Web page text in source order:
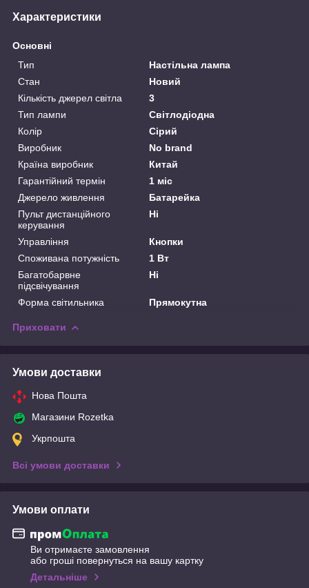
Характеристики
Основні
Тип
Настільна лампа
Стан
Новий
Кількість джерел світла
3
Тип лампи
Світлодіодна
Колір
Сірий
Виробник
No brand
Країна виробник
Китай
Гарантійний термін
1 міс
Джерело живлення
Батарейка
Пульт дистанційного
керування
Ні
Управління
Кнопки
Споживана потужність
1 Вт
Багатобарвне
підсвічування
Ні
Форма світильника Прямокутна
Приховати
Умови доставки
Нова Пошта
Магазини Rozetka
Укрпошта
Всі умови доставки
Умови оплати
Ви отримаєте замовлення
або гроші повернуться на вашу картку
Детальніше